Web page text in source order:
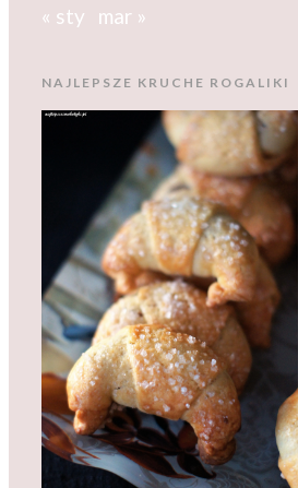
« sty
mar »
NAJLEPSZE KRUCHE ROGALIKI